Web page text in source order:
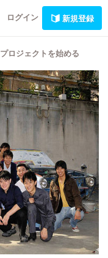
ログイン 新規登録
プロジェクトを始める